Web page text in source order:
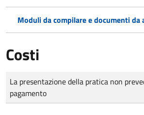
Moduli da compilare e documenti da
Costi
Tipo di pagamento
Importo
La presentazione della pratica non
pagamento